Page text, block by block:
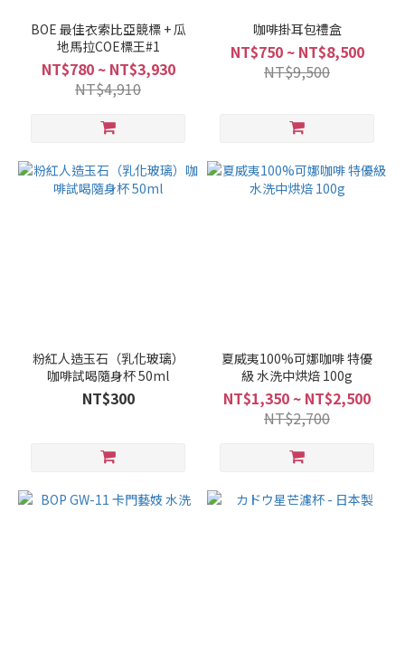
BOE 最佳衣索比亞競標 + 瓜
地馬拉COE標王#1
NT$780 ~ NT$3,930
NT$4,910
咖啡掛耳包禮盒
NT$750 ~ NT$8,500
NT$9,500
粉紅人造玉石（乳化玻璃）
咖啡試喝隨身杯 50ml
NT$300
夏威夷100%可娜咖啡 特優
級 水洗中烘焙 100g
NT$1,350 ~ NT$2,500
NT$2,700